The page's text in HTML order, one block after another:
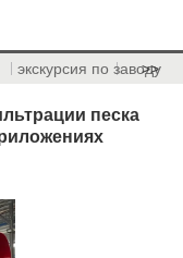
экскурсия по заводу
>>
песка